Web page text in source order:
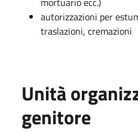
autorizzazioni per
traslazioni, cremazioni
Unità
genitore